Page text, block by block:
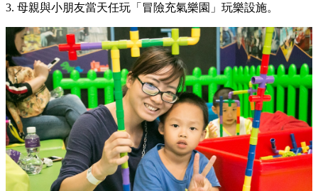
3. 母親與小朋友當天任玩「冒險充氣樂園」玩樂設施。